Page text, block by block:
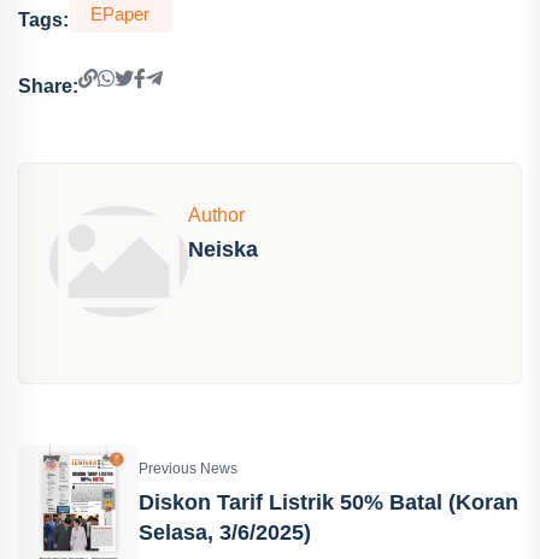
Tags: EPaper
Share:
Author
Neiska
Previous News
Diskon Tarif Listrik 50% Batal (Koran
Selasa, 3/6/2025)